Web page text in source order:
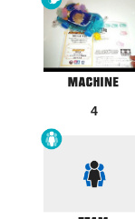
4